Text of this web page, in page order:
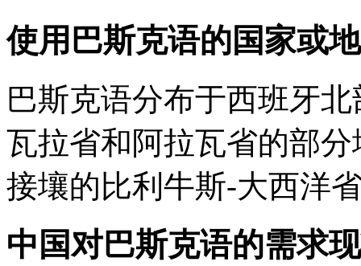
使用巴斯克语的国家或
巴斯克语分布于西班牙
瓦拉省和阿拉瓦省的部
接壤的比利牛斯-大西洋
中国对巴斯克语的需求